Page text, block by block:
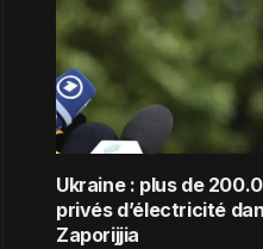
Ukraine : plus de
privés d’électricité
Zaporijjia